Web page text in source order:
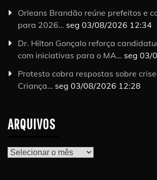
Orleans Brandão reúne prefeitos e
para 2026… seg 03/08/2026 12:34
Dr. Hilton Gonçalo reforça
com iniciativas para o MA… seg 03/
Protesto cobra respostas sobre
Criança… seg 03/08/2026 12:28
ARQUIVOS
Arquivos